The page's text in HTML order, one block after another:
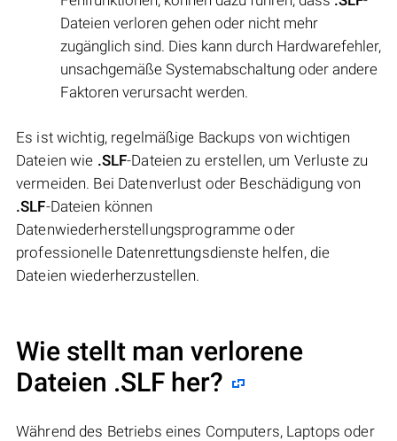
Dateien verloren gehen oder nicht mehr
zugänglich sind. Dies kann durch Hardwarefehler,
unsachgemäße Systemabschaltung oder andere
Faktoren verursacht werden.
Es ist wichtig, regelmäßige Backups von wichtigen
Dateien wie .SLF-Dateien zu erstellen, um Verluste zu
vermeiden. Bei Datenverlust oder Beschädigung von
.SLF-Dateien können
Datenwiederherstellungsprogramme oder
professionelle Datenrettungsdienste helfen, die
Dateien wiederherzustellen.
Wie stellt man verlorene
Dateien .SLF her?
Während des Betriebs eines Computers, Laptops oder